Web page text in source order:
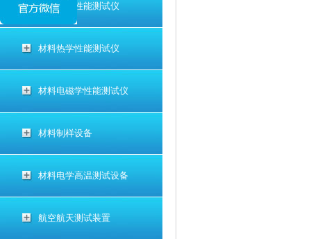
材料电学性能测试仪
材料热学性能测试仪
材料电磁学性能测试仪
材料制样设备
材料电学高温测试设备
航空航天测试装置